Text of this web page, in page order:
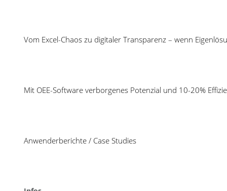
Vom Excel-Chaos zu digitaler Transparenz – wenn
Mit OEE-Software verborgenes Potenzial und 10-20%
Anwenderberichte / Case Studies